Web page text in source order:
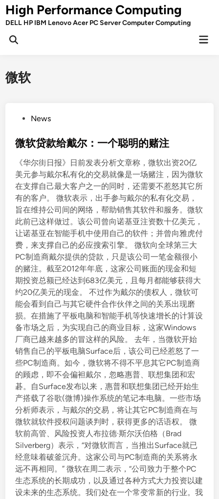
Skip
toHigh Performance Computing
DELL HP IBM Lenovo Acer PC Server Computer Computing
Open
微软
s
d
i
n
News
微软贷款给戴尔：一个聪明的赌注
《华尔街日报》日前发表分析文章称，微软出资20亿
美元参与戴尔私有化的交易就像是一场赌注，因为微软
在支撑自己最大客户之一的同时，还需要不惹怒其它所
有的客户。 微软表示，出手参与戴尔的私有化交易，
旨在维持公司间的网络，帮助销售其软件和服务。微软
此前已这样做过。该公司曾向诺基亚注资数十亿美元，
让诺基亚在智能手机中使用自己的软件；并曾向雅虎付
费，来支撑自己的必应搜索引擎。 微软向全球第三大
PC制造商戴尔提供的贷款，只是该公司一笔金额很小
的赌注。截至2012年年底，这家公司账面的现金和短
期投资总额已经达到683亿美元，且每月都能够获得大
约20亿美元的现金。 不过作为戴尔的债权人，微软可
能会看到自己与其它硬件合作伙伴之间的关系出现磨
损。在措施了平板电脑和智能手机等快速增长的计算设
备市场之后，为实现自己的商业目标，这家Windows
厂商已越来越多的冒这样的风险。 去年，当微软开始
销售自己的平板电脑Surface后，该公司已经惹怒了一
些PC制造商。如今，微软将不得不平息其它PC制造商
的顾虑，即不会偏袒戴尔，忽略惠普、联想集团和宏
碁。自Surface发布以来，惠普和联想集团已经开始生
产搭载了谷歌(微博)操作系统的笔记本电脑。一些市场
分析师表示，与戴尔的交易，将让其它PC制造商在与
微软就软件授权问题谈判时，获得更多的话语权。 微
软前高管、风险投资人布拉德·斯尔沃伯格（Brad
Silverberg）表示，“对微软而言，当推出Surface就已
经意味着破釜沉舟。这家公司与PC制造商的关系将永
远不再相同。” 微软在周二表示，“公司致力于整个PC
生态系统的长期成功，以及通过各种方式大力投资以建
设未来的生态系统。我们处在一个常变常新的行业。我